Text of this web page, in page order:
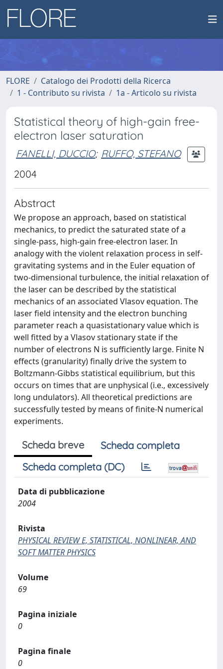
FLORE
Catalogo dei Prodotti della Ricerca
1 - Contributo su rivista
1a - Articolo su rivista
Statistical theory of high-gain free-
electron laser saturation
FANELLI, DUCCIO; RUFFO, STEFANO
2004
Abstract
We propose an approach, based on statistical
mechanics, to predict the saturated state of a
single-pass, high-gain free-electron laser. In
analogy with the violent relaxation process in self-
gravitating systems and in the Euler equation of
two-dimensional turbulence, the initial relaxation of
the laser can be described by the statistical
mechanics of an associated Vlasov equation. The
laser field intensity and the electron bunching
parameter reach a quasistationary value which is
well fitted by a Vlasov stationary state if the
number of electrons N is sufficiently large. Finite N
effects (granularity) finally drive the system to
Boltzmann-Gibbs statistical equilibrium, but this
occurs on times that are unphysical (i.e., excessively
long undulators). All theoretical predictions are
successfully tested by means of finite-N numerical
experiments.
Scheda breve
Scheda completa
Scheda completa (DC)
Data di pubblicazione
2004
Rivista
PHYSICAL REVIEW E, STATISTICAL, NONLINEAR, AND
SOFT MATTER PHYSICS
Volume
69
Pagina iniziale
0
Pagina finale
0